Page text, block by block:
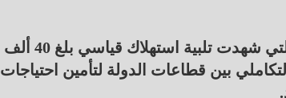
ولفت الوزير إلى أن التجربة الناجحة في الصيف الماضي، والتي شهدت تلبية استهلاك قياسي بلغ 40 ألف
بين قطاعات الدولة لتأمين احتياجات